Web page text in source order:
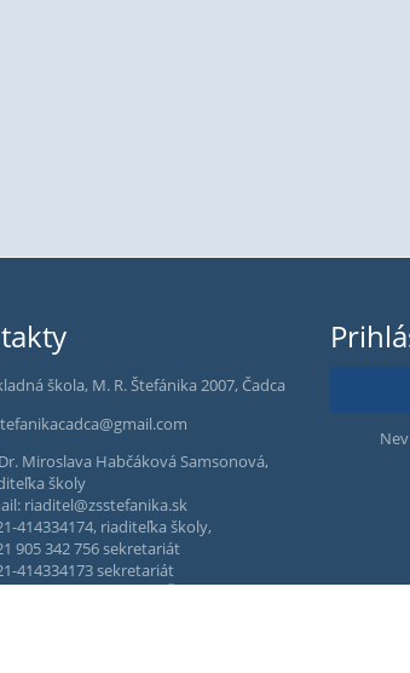
škola, M. R. Štefánika 2007, Čadca
Miroslava Habčáková Samsonová,
školy
riaditel@zsstefanika.sk
414334174, riaditeľka školy,
905 342 756 sekretariát
414334173 sekretariát
910 550 035 - vedúca ŠJ